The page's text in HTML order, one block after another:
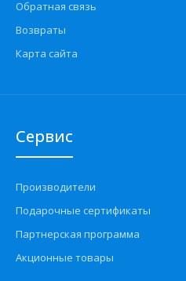
Обратная связь
Возвраты
Карта сайта
Сервис
Производители
Подарочные сертификаты
Партнерская программа
Акционные товары